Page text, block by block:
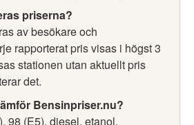
priserna?
av besökare och
rapporterat pris visas i högst 3
stationen utan aktuellt pris
det.
Bensinpriser.nu?
98 (E5), diesel, etanol,